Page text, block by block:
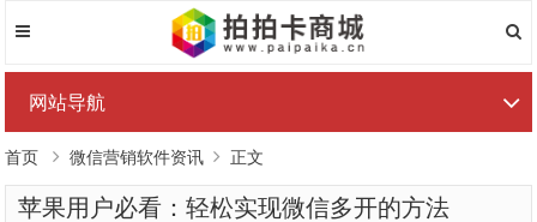
网站导航
首页 微信营销软件资讯 正文
苹果用户必看：轻松实现微信多开的方法